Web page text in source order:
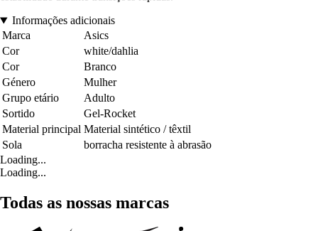
Informações adicionais
Marca
Asics
Cor
white/dahlia
Cor
Branco
Género
Mulher
Grupo etário
Adulto
Sortido
Gel-Rocket
Material principal Material sintético / têxtil
Sola
borracha resistente à abrasão
Loading...
Loading...
Todas as nossas marcas